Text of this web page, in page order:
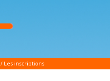
/ Les inscriptions